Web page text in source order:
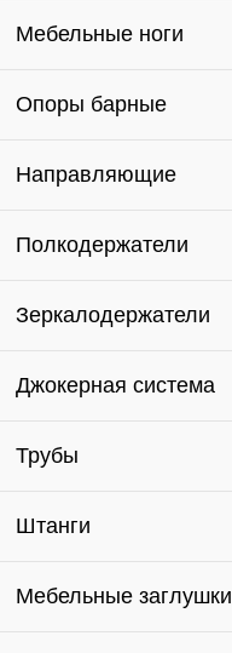
Мебельные ноги
Опоры барные
Направляющие
Полкодержатели
Зеркалодержатели
Джокерная система
Трубы
Штанги
Мебельные заглушки